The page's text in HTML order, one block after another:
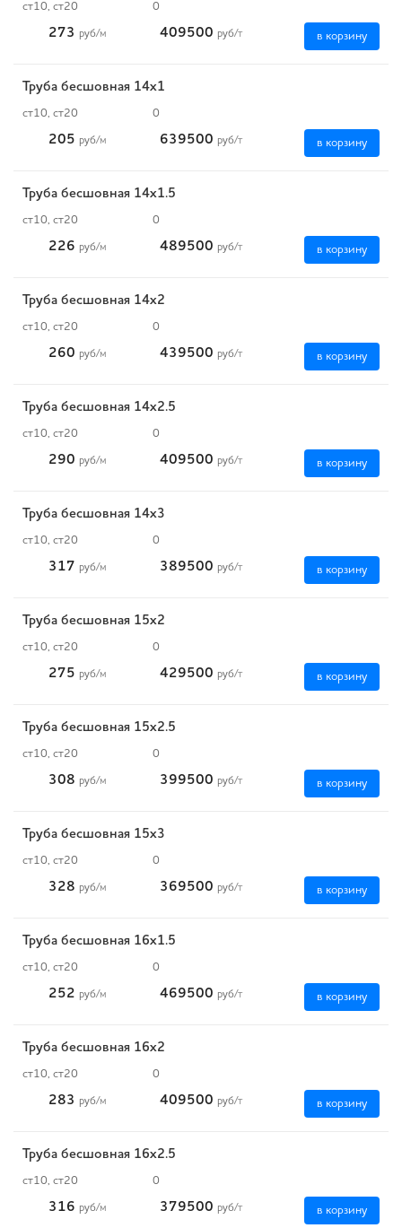
ст10, ст20 0
273 руб/м 409500 руб/т в корзину
Труба бесшовная 14х1
ст10, ст20 0
205 руб/м 639500 руб/т в корзину
Труба бесшовная 14х1.5
ст10, ст20 0
226 руб/м 489500 руб/т в корзину
Труба бесшовная 14х2
ст10, ст20 0
260 руб/м 439500 руб/т в корзину
Труба бесшовная 14х2.5
ст10, ст20 0
290 руб/м 409500 руб/т в корзину
Труба бесшовная 14х3
ст10, ст20 0
317 руб/м 389500 руб/т в корзину
Труба бесшовная 15х2
ст10, ст20 0
275 руб/м 429500 руб/т в корзину
Труба бесшовная 15х2.5
ст10, ст20 0
308 руб/м 399500 руб/т в корзину
Труба бесшовная 15х3
ст10, ст20 0
328 руб/м 369500 руб/т в корзину
Труба бесшовная 16х1.5
ст10, ст20 0
252 руб/м 469500 руб/т в корзину
Труба бесшовная 16х2
ст10, ст20 0
283 руб/м 409500 руб/т в корзину
Труба бесшовная 16х2.5
ст10, ст20 0
316 руб/м 379500 руб/т в корзину